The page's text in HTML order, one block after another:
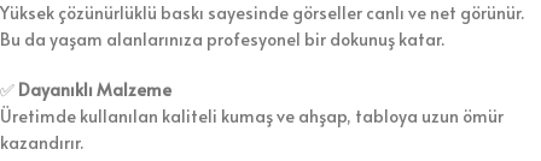
Yüksek çözünürlüklü baskı sayesinde görseller canlı ve net görünür.
Bu da yaşam alanlarınıza profesyonel bir dokunuş katar.
✅ Dayanıklı Malzeme
Üretimde kullanılan kaliteli kumaş ve ahşap, tabloya uzun ömür
kazandırır.